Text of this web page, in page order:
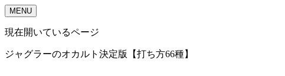
MENU
現在開いているページ
ジャグラーのオカルト決定版【打ち方66種】